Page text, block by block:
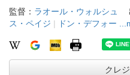
監督： ラオール・ウォルシュ
ス・ペイジ | ドン・デフォー
クレ